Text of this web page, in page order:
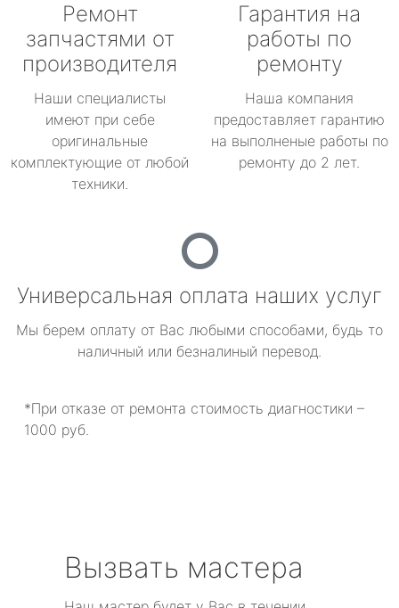
Ремонт
запчастями от
производителя
Наши специалисты
имеют при себе
оригинальные
комплектующие от любой
техники.
Гарантия на
работы по
ремонту
Наша компания
предоставляет гарантию
на выполненые работы по
ремонту до 2 лет.
Универсальная оплата наших услуг
Мы берем оплату от Вас любыми способами, будь то
наличный или безналиный перевод.
*При отказе от ремонта стоимость диагностики –
1000 руб.
Вызвать мастера